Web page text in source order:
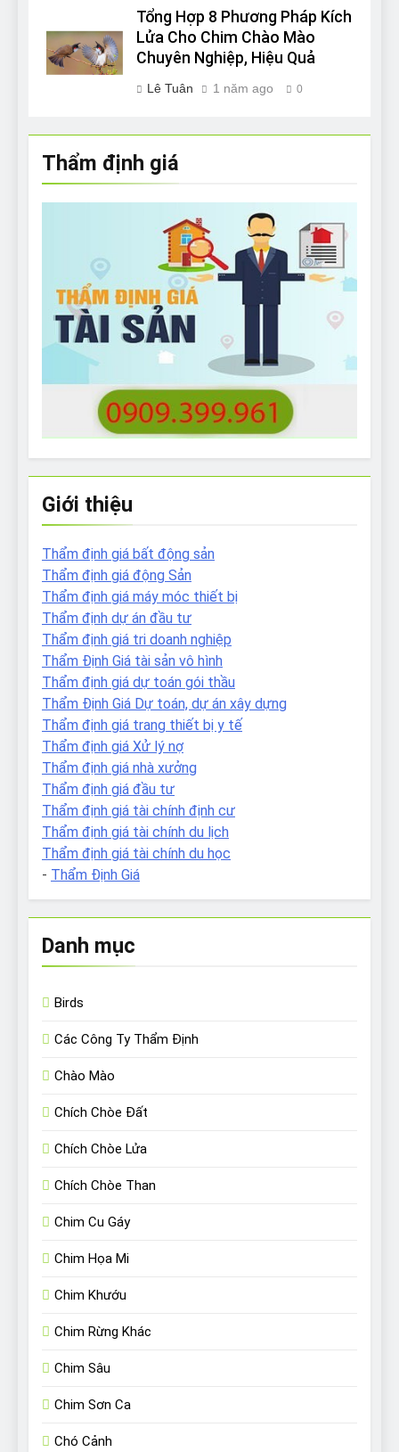
Tổng Hợp 8 Phương Pháp Kích
Lửa Cho Chim Chào Mào
Chuyên Nghiệp, Hiệu Quả
Lê Tuân 1 năm ago 0
Thẩm định giá
Giới thiệu
Thẩm định giá bất động sản
Thẩm định giá động Sản
Thẩm định giá máy móc thiết bị
Thẩm định dự án đầu tư
Thẩm định giá tri doanh nghiệp
Thẩm Định Giá tài sản vô hình
Thẩm định giá dự toán gói thầu
Thẩm Định Giá Dự toán, dự án xây dựng
Thẩm định giá trang thiết bị y tế
Thẩm định giá Xử lý nợ
Thẩm định giá nhà xưởng
Thẩm định giá đầu tư
Thẩm định giá tài chính định cư
Thẩm định giá tài chính du lịch
Thẩm định giá tài chính du học
- Thẩm Định Giá
Danh mục
Birds
Các Công Ty Thẩm Định
Chào Mào
Chích Chòe Đất
Chích Chòe Lửa
Chích Chòe Than
Chim Cu Gáy
Chim Họa Mi
Chim Khướu
Chim Rừng Khác
Chim Sâu
Chim Sơn Ca
Chó Cảnh